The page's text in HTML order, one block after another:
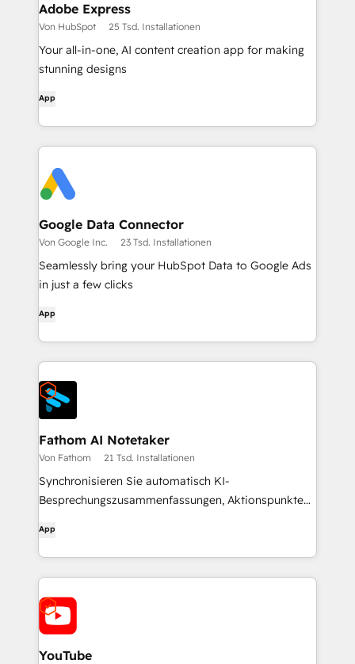
Adobe Express
Von HubSpot 25 Tsd. Installationen
Your all-in-one, AI content creation app for making
stunning designs
App
Google Data Connector
Von Google Inc. 23 Tsd. Installationen
Seamlessly bring your HubSpot Data to Google Ads
in just a few clicks
App
Fathom AI Notetaker
Von Fathom 21 Tsd. Installationen
Synchronisieren Sie automatisch KI-
Besprechungszusammenfassungen, Aktionspunkte
App
YouTube